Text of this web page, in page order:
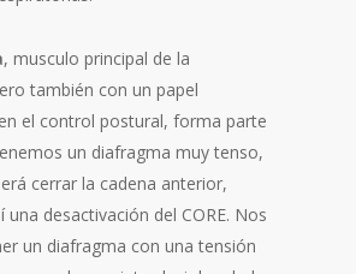
, musculo principal de la
también con un papel
el control postural, forma parte
un diafragma muy tenso,
cerrar la cadena anterior,
una desactivación del CORE. Nos
un diafragma con una tensión